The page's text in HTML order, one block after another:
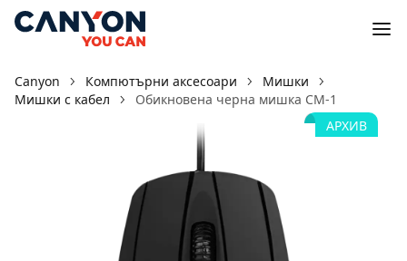
Canyon Компютърни аксесоари
Мишки
Мишки с кабел
Обикновена черна мишка CM-1
АРХИВ